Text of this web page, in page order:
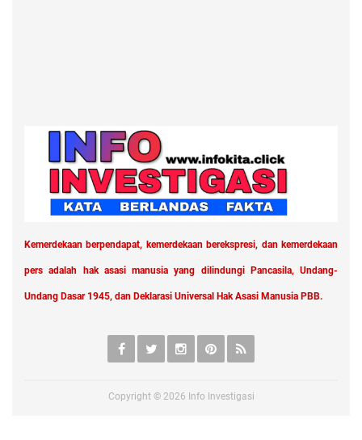
Kemerdekaan berpendapat, kemerdekaan berekspresi, dan kemerdekaan
pers adalah hak asasi manusia yang dilindungi Pancasila, Undang-
Undang Dasar 1945, dan Deklarasi Universal Hak Asasi Manusia PBB.
Copyright © 2026 Info Investigasi